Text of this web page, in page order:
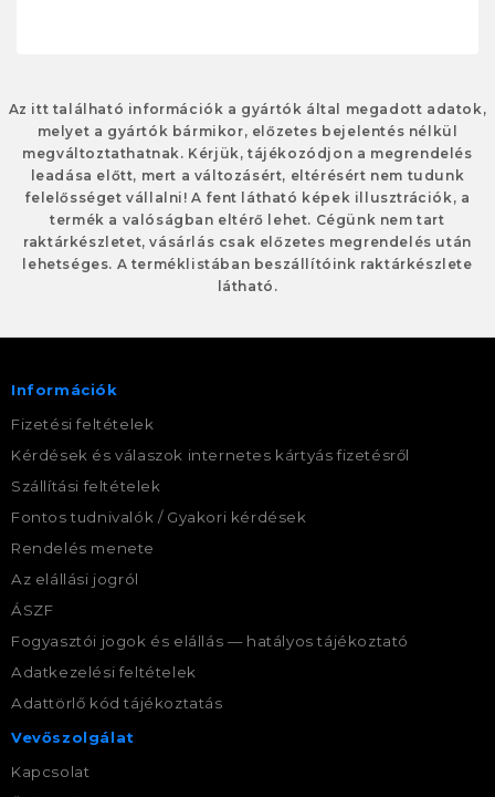
Az itt található információk a gyártók által megadott adatok,
melyet a gyártók bármikor, előzetes bejelentés nélkül
megváltoztathatnak. Kérjük, tájékozódjon a megrendelés
leadása előtt, mert a változásért, eltérésért nem tudunk
felelősséget vállalni! A fent látható képek illusztrációk, a
termék a valóságban eltérő lehet. Cégünk nem tart
raktárkészletet, vásárlás csak előzetes megrendelés után
lehetséges. A terméklistában beszállítóink raktárkészlete
látható.
Információk
Fizetési feltételek
Kérdések és válaszok internetes kártyás fizetésről
Szállítási feltételek
Fontos tudnivalók / Gyakori kérdések
Rendelés menete
Az elállási jogról
ÁSZF
Fogyasztói jogok és elállás — hatályos tájékoztató
Adatkezelési feltételek
Adattörlő kód tájékoztatás
Vevőszolgálat
Kapcsolat